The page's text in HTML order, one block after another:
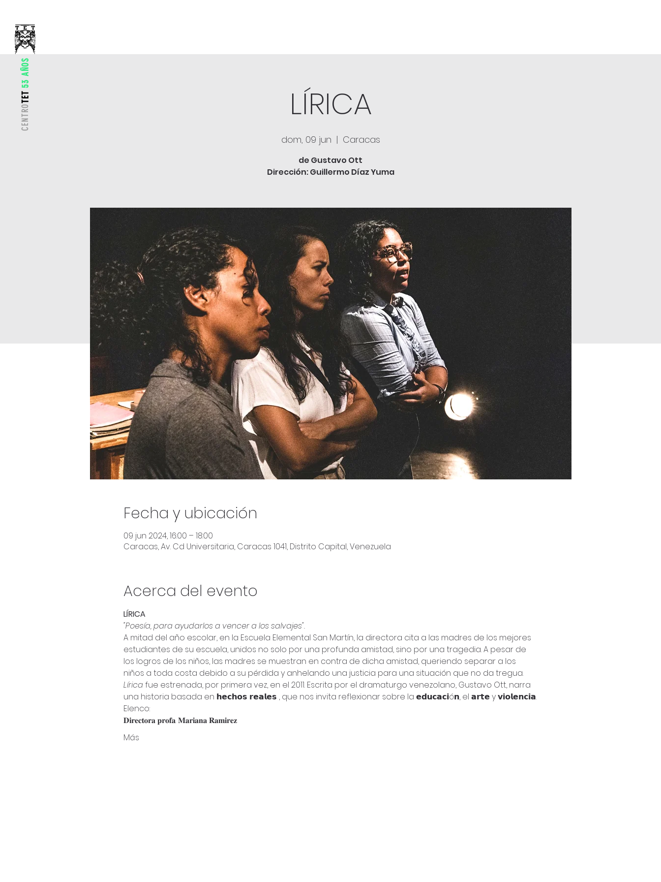
CENTRO
TET
53 AÑOS
LÍRICA
dom, 09 jun
  |
Caracas
de Gustavo Ott
Dirección: Guillermo Díaz Yuma
Fecha y ubicación
09 jun 2024, 16:00 – 18:00
Caracas, Av. Cd Universitaria, Caracas 1041, Distrito Capital, Venezuela
Acerca del evento
LÍRICA
"Poesía, para ayudarlos a vencer a los salvajes".
A mitad del año escolar, en la Escuela Elemental San Martín, la directora cita a las madres de los mejores
estudiantes de su escuela, unidos no solo por una profunda amistad, sino por una tragedia. A pesar de
los logros de los niños, las madres se muestran en contra de dicha amistad, queriendo separar a los
niños a toda costa debido a su pérdida y anhelando una justicia para una situación que no da tregua.
Lírica fue estrenada, por primera vez, en el 2011. Escrita por el dramaturgo venezolano, Gustavo Ott, narra
una historia basada en 𝗵𝗲𝗰𝗵𝗼𝘀 𝗿𝗲𝗮𝗹𝗲𝘀 , que nos invita reflexionar sobre la 𝗲𝗱𝘂𝗰𝗮𝗰𝗶ó𝗻, el 𝗮𝗿𝘁𝗲 y 𝘃𝗶𝗼𝗹𝗲𝗻𝗰𝗶𝗮.
Elenco:
𝐃𝐢𝐫𝐞𝐜𝐭𝐨𝐫𝐚 𝐩𝐫𝐨𝐟𝐚. 𝐌𝐚𝐫𝐢𝐚𝐧𝐚 𝐑𝐚𝐦𝐢𝐫𝐞𝐳
Más